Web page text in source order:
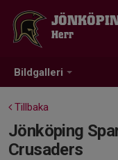
Bildgalleri
Herr
Tillbaka
Jönköping
Crusaders